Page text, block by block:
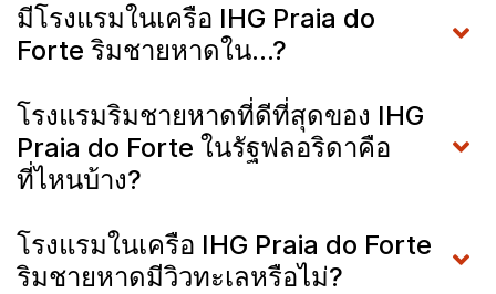
มีโรงแรมในเครือ IHG Praia do
Forte ริมชายหาดใน...?
โรงแรมริมชายหาดที่ดีที่สุดของ IHG
Praia do Forte ในรัฐฟลอริดาคือ
ที่ไหนบ้าง?
โรงแรมในเครือ IHG Praia do Forte
ริมชายหาดมีวิวทะเลหรือไม่?